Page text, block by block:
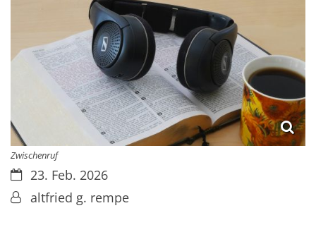
Zwischenruf
Datum:23. Feb. 2026
Von:altfried g. rempe